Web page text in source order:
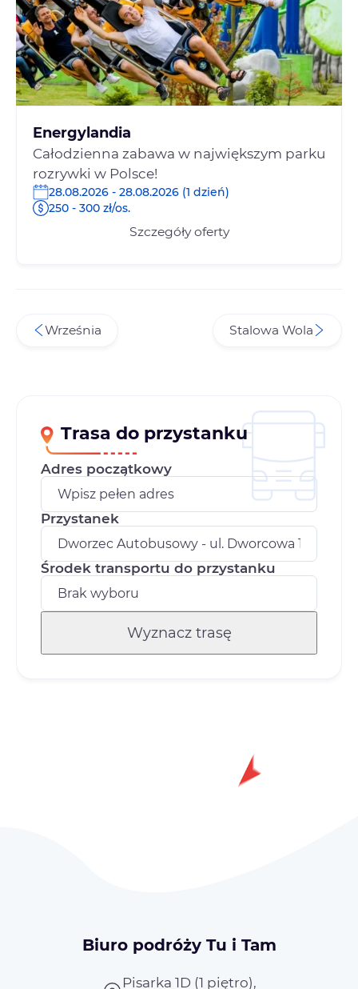
Energylandia
Całodzienna zabawa w największym parku
rozrywki w Polsce!
28.08.2026 - 28.08.2026 (1 dzień)
250 - 300 zł/os.
Szczegóły oferty
Września Stalowa Wola
Trasa do przystanku
Adres początkowy
Przystanek
Środek transportu do przystanku
Wyznacz trasę
Biuro podróży Tu i Tam
Pisarka 1D (1 piętro),